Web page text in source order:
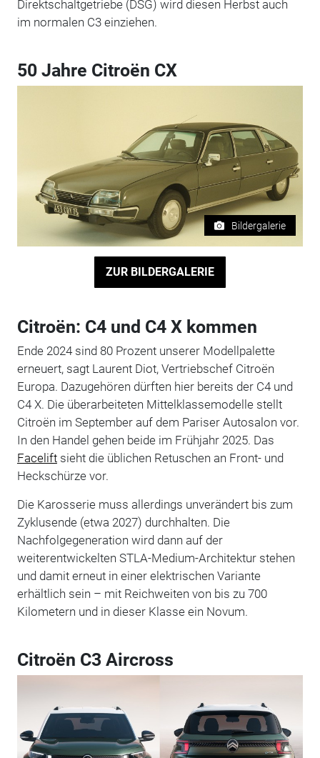
Direktschaltgetriebe (DSG) wird diesen Herbst auch
im normalen C3 einziehen.
50 Jahre Citroën CX
Bildergalerie
ZUR BILDERGALERIE
Citroën: C4 und C4 X kommen
Ende 2024 sind 80 Prozent unserer Modellpalette
erneuert, sagt Laurent Diot, Vertriebschef Citroën
Europa. Dazugehören dürften hier bereits der C4 und
C4 X. Die überarbeiteten Mittelklassemodelle stellt
Citroën im September auf dem Pariser Autosalon vor.
In den Handel gehen beide im Frühjahr 2025. Das
Faceliftsieht die üblichen Retuschen an Front- und
Heckschürze vor.
Die Karosserie muss allerdings unverändert bis zum
Zyklusende (etwa 2027) durchhalten. Die
Nachfolgegeneration wird dann auf der
weiterentwickelten STLA-Medium-Architektur stehen
und damit erneut in einer elektrischen Variante
erhältlich sein – mit Reichweiten von bis zu 700
Kilometern und in dieser Klasse ein Novum.
Citroën C3 Aircross